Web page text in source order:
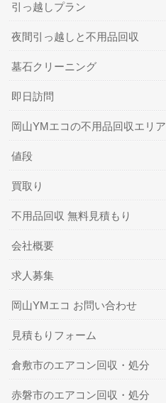
引っ越しプラン
夜間引っ越しと不用品回収
墓石クリーニング
即日訪問
岡山YMエコの不用品回収エリア
値段
買取り
不用品回収 無料見積もり
会社概要
求人募集
岡山YMエコ お問い合わせ
見積もりフォーム
倉敷市のエアコン回収・処分
赤磐市のエアコン回収・処分